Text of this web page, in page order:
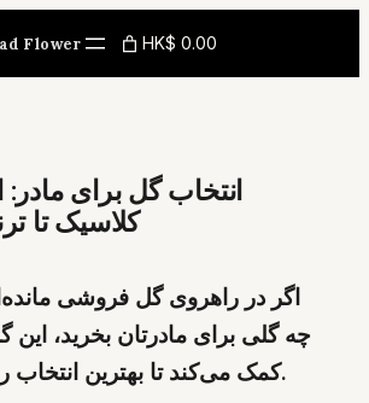
Flower HK$ 0.00
انتخاب گل برای
کلاسیک تا
اگر در راهروی گل فروشی
چه گلی برای مادرتان بخرید،
کمک می‌کند تا بهترین انتخاب را داشته باشید.